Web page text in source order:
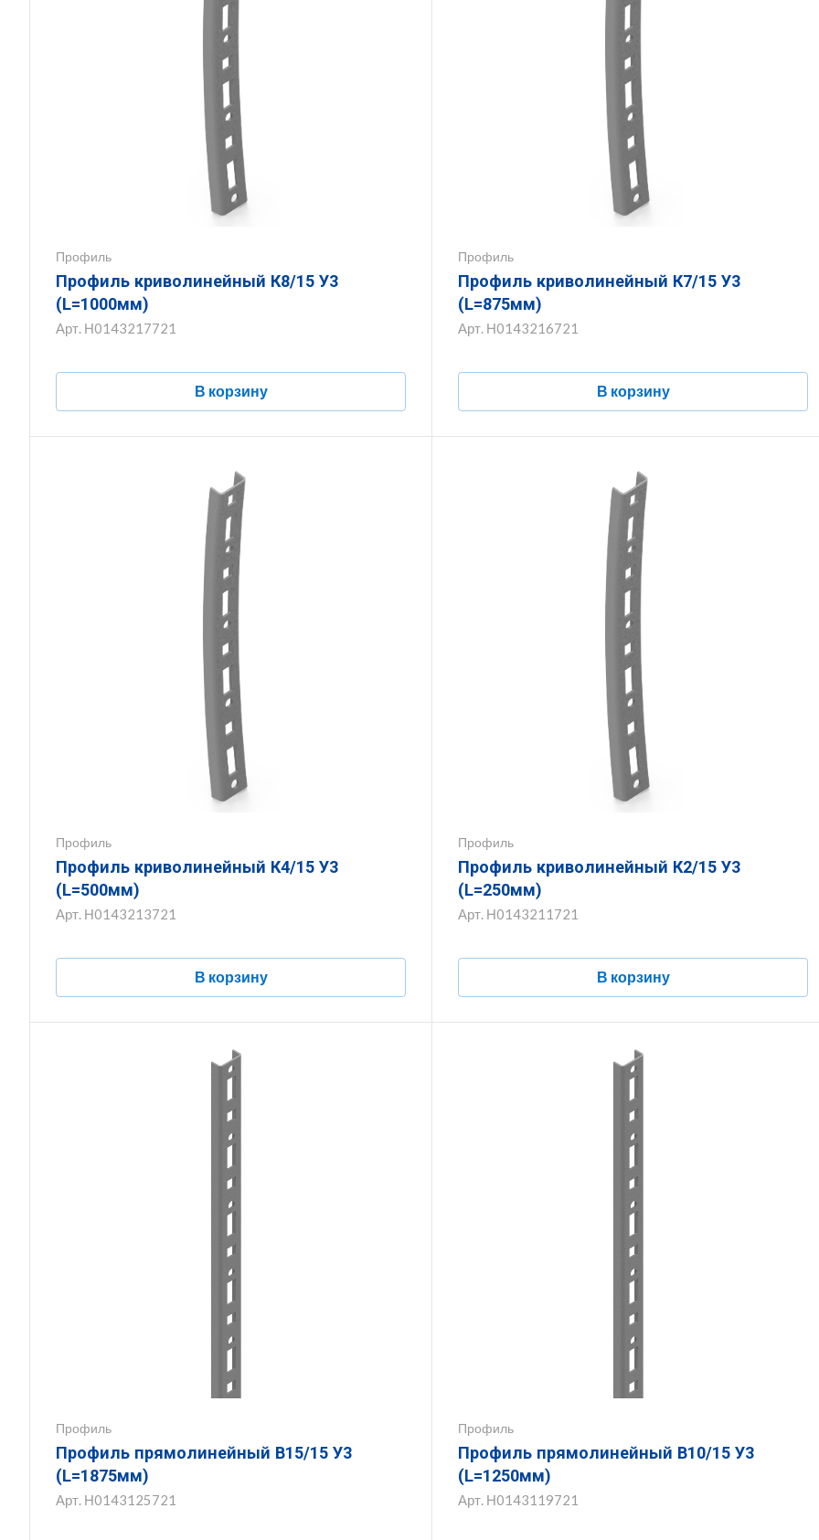
Профиль
Профиль криволинейный К8/15 У3
(L=1000мм)
Арт. Н0143217721
В корзину
Профиль
Профиль криволинейный К7/15 У3
(L=875мм)
Арт. Н0143216721
В корзину
Профиль
Профиль криволинейный К4/15 У3
(L=500мм)
Арт. Н0143213721
В корзину
Профиль
Профиль криволинейный К2/15 У3
(L=250мм)
Арт. Н0143211721
В корзину
Профиль
Профиль прямолинейный В15/15 У3
(L=1875мм)
Арт. Н0143125721
Профиль
Профиль прямолинейный В10/15 У3
(L=1250мм)
Арт. Н0143119721